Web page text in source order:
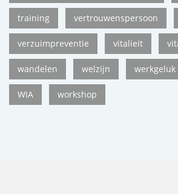
training vertrouwenspersoon
verzuimpreventie vitalieit
wandelen welzijn werkgeluk
WIA workshop